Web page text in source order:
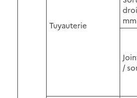
Tuyauterie
mm
/